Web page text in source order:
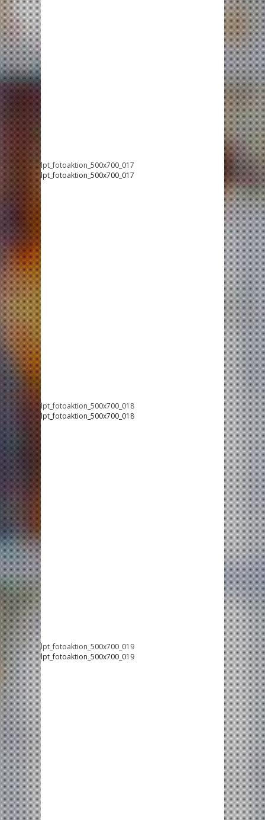
lpt_fotoaktion_500x700_017
lpt_fotoaktion_500x700_017
lpt_fotoaktion_500x700_018
lpt_fotoaktion_500x700_018
lpt_fotoaktion_500x700_019
lpt_fotoaktion_500x700_019